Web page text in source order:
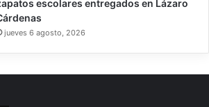
escolares entregados en Lázaro
jueves 6 agosto, 2026